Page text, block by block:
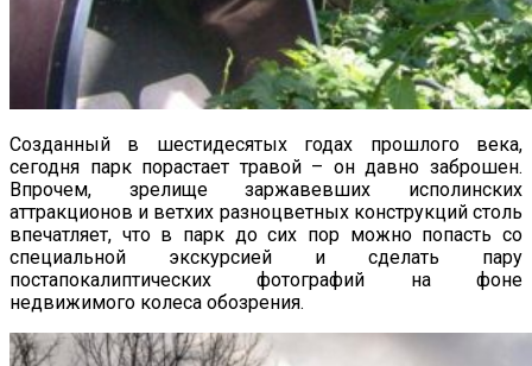
Созданный в шестидесятых годах прошлого века,
сегодня парк порастает травой – он давно заброшен.
Впрочем, зрелище заржавевших исполинских
аттракционов и ветхих разноцветных конструкций столь
впечатляет, что в парк до сих пор можно попасть со
специальной экскурсией и сделать пару
постапокалиптических фотографий на фоне
недвижимого колеса обозрения.